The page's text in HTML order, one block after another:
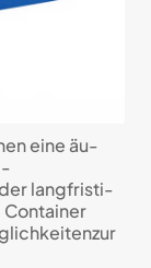
eine äu­
lang­fristi­
Con­tainer